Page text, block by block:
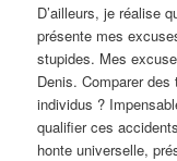
D’ailleurs, je réalise
présente mes
stupides. Mes
Denis. Comparer
individus ?
qualifier ces
honte universelle,